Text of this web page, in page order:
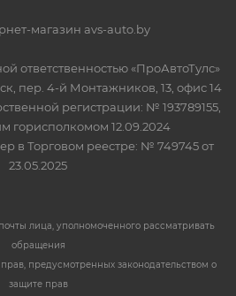
магазин avs-auto.by
ответственностью «ПроАвтоТулс»
пер. 4-й Монтажников, 13, офис 14
регистрации: № 193789155,
горисполкомом 12.09.2024
в Торговом реестре: № 749745 от
23.05.2025
лица, уполномоченного рассматривать
обращения
предусмотренных законодательством о
защите прав